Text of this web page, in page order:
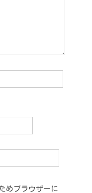
めブラウザーに